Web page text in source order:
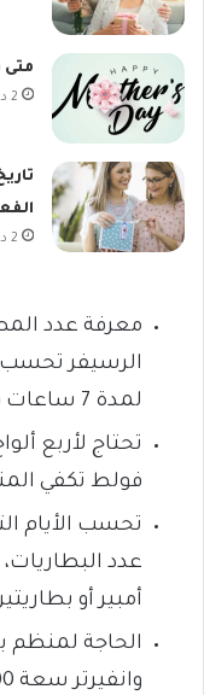
متى
2 ديسمبر، 2023
2 ديسمبر، 2023
معرفة عدد
الرسيفر تحسب
لمدة 7 ساعات في اليوم.
تحتاج لأربع
فولط تكفي
تحسب الأيام
عدد
أمبير أو بطاريتين
الحاجة لمنظم بسعة
وانفيرتر سعة 300 وات.